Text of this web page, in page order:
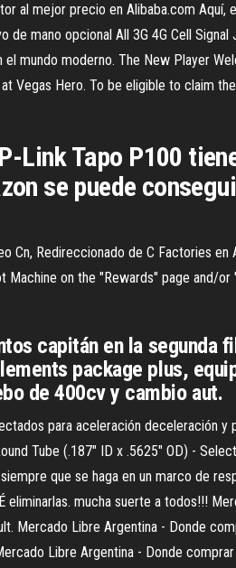
al mejor precio en Alibaba.com Aquí,
de mano opcional All 3G 4G Cell
el mundo moderno. The New Player
Vegas Hero. To be eligible to claim
Link Tapo P100
se puede
Cn, Redireccionado de C Factories
Machine on the "Rewards" page and/
capitán en la
package plus,
de 400cv y cambio aut.
para aceleración deceleración
Tube (.187" ID x .5625" OD) -
que se haga en un marco de
mucha suerte a todos!!!
Mercado Libre Argentina - Donde
Libre Argentina - Donde